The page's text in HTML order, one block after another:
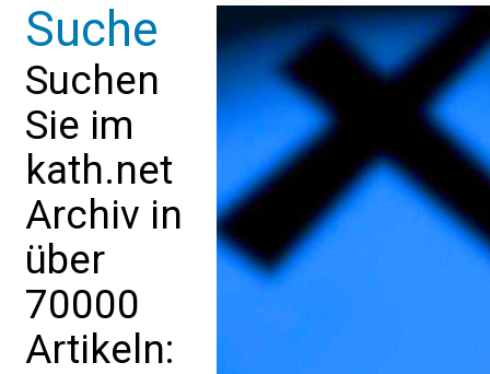
Suche
Suchen
Sie im
kath.net
Archiv in
über
70000
Artikeln: